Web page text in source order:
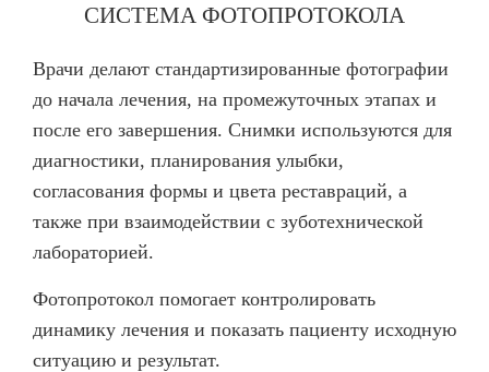
СИСТЕМА ФОТОПРОТОКОЛА
Врачи делают стандартизированные фотографии
до начала лечения, на промежуточных этапах и
после его завершения. Снимки используются для
диагностики, планирования улыбки,
согласования формы и цвета реставраций, а
также при взаимодействии с зуботехнической
лабораторией.
Фотопротокол помогает контролировать
динамику лечения и показать пациенту исходную
ситуацию и результат.